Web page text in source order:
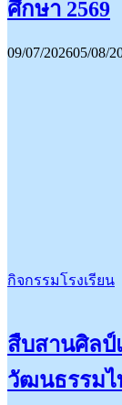
ศึกษา 2569
09/07/202605/08/
กิจกรรมโรงเรียน
สืบสานศิล
วัฒนธรรมไ